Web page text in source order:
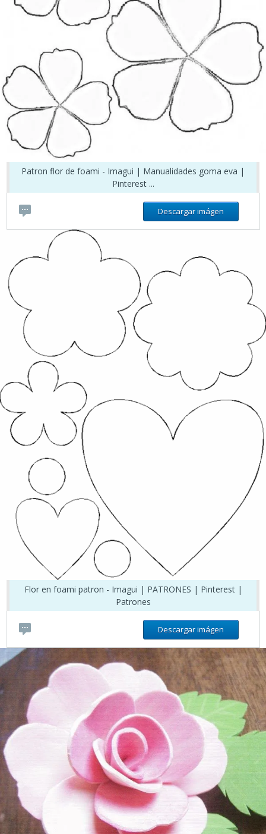
Patron flor de foami - Imagui | Manualidades goma eva |
Pinterest ...
Descargar imágen
Flor en foami patron - Imagui | PATRONES | Pinterest |
Patrones
Descargar imágen